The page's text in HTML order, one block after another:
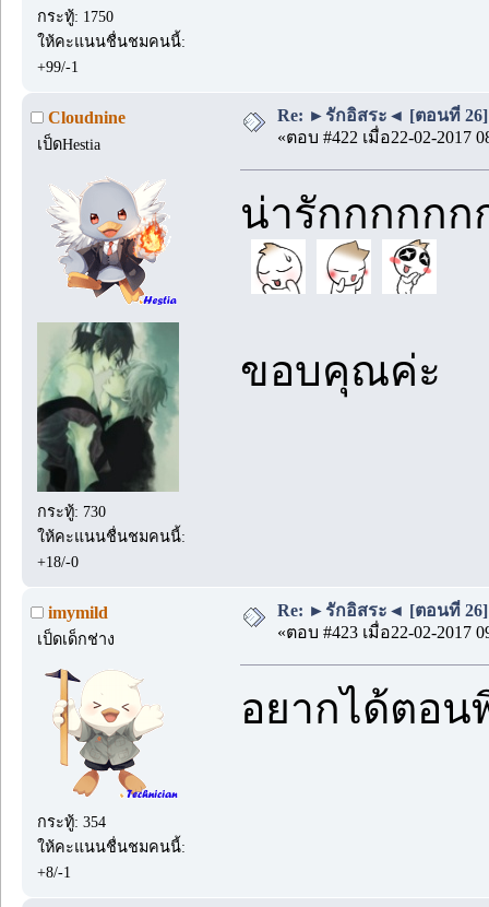
กระทู้: 1750
ให้คะแนนชื่นชมคนนี้:
+99/-1
Cloudnine
เป็ดHestia
กระทู้: 730
ให้คะแนนชื่นชมคนนี้:
+18/-0
Re: ►รักอิสระ◄ [ตอนที่ 26]
«ตอบ #422 เมื่อ22-02-2017
น่ารักกกกกก
ขอบคุณค่ะ
imymild
เป็ดเด็กช่าง
กระทู้: 354
ให้คะแนนชื่นชมคนนี้:
+8/-1
Re: ►รักอิสระ◄ [ตอนที่ 26]
«ตอบ #423 เมื่อ22-02-2017
อยากได้ตอน